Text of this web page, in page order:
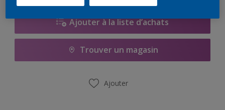
Ajouter à la liste d’achats
Trouver un magasin
Ajouter